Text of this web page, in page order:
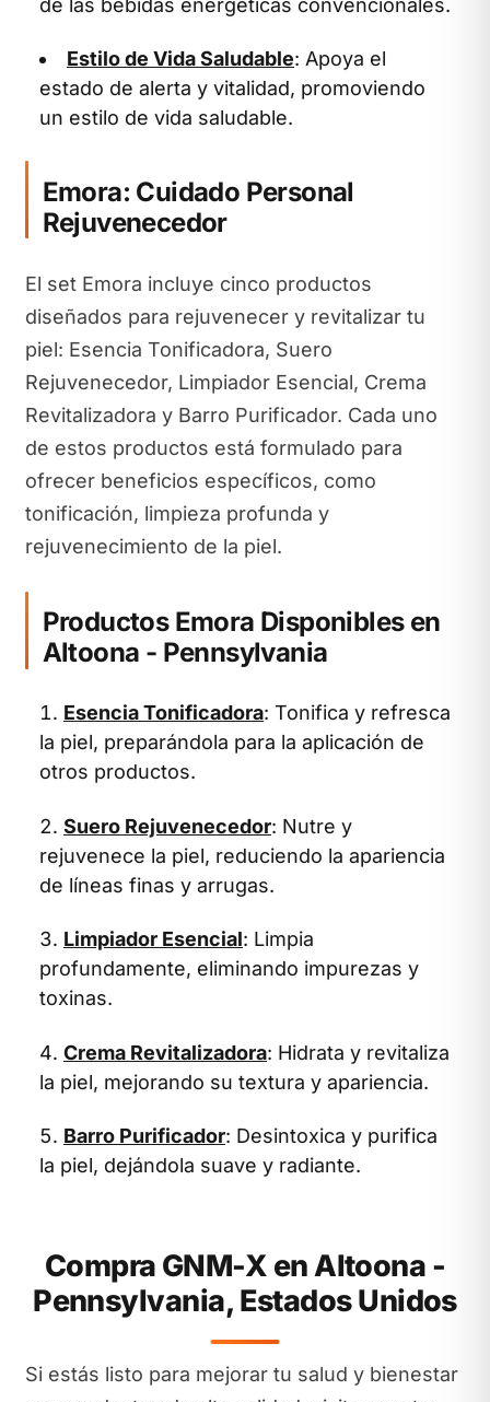
Estilo de Vida Saludable: Apoya el
estado de alerta y vitalidad, promoviendo
un estilo de vida saludable.
Emora: Cuidado Personal
Rejuvenecedor
El set Emora incluye cinco productos
diseñados para rejuvenecer y revitalizar tu
piel: Esencia Tonificadora, Suero
Rejuvenecedor, Limpiador Esencial, Crema
Revitalizadora y Barro Purificador. Cada uno
de estos productos está formulado para
ofrecer beneficios específicos, como
tonificación, limpieza profunda y
rejuvenecimiento de la piel.
Productos Emora Disponibles en
Altoona - Pennsylvania
Esencia Tonificadora: Tonifica y refresca
la piel, preparándola para la aplicación de
otros productos.
Suero Rejuvenecedor: Nutre y
rejuvenece la piel, reduciendo la apariencia
de líneas finas y arrugas.
Limpiador Esencial: Limpia
profundamente, eliminando impurezas y
toxinas.
Crema Revitalizadora: Hidrata y revitaliza
la piel, mejorando su textura y apariencia.
Barro Purificador: Desintoxica y purifica
la piel, dejándola suave y radiante.
Compra GNM-X en Altoona -
Pennsylvania, Estados Unidos
Si estás listo para mejorar tu salud y bienestar